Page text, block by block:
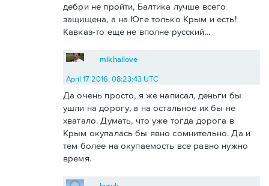
дебри не пройти, Балтика лучше всего
защищена, а на Юге только Крым и есть!
Кавказ-то еще не вполне русский...
mikhailove
April 17 2016, 08:23:43 UTC
Да очень просто, я же написал, деньги бы
ушли на дорогу, а на остальное их бы не
хватало. Думать, что уже тогда дорога в
Крым окупалась бы явно сомнительно. Да и
тем более на окупаемость все равно нужно
время.